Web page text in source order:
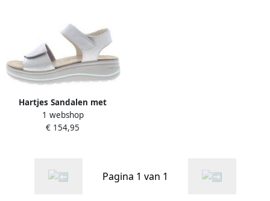
Hartjes Sandalen met
sleehak Woogie
1 webshop
€ 154,95
Pagina 1 van 1